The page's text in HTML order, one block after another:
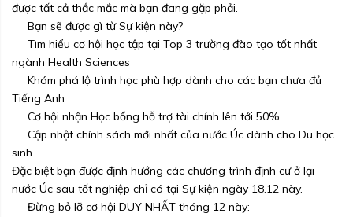
được tất cả thắc mắc mà bạn đang gặp phải.
Bạn sẽ được gì từ Sự kiện này?
Tìm hiểu cơ hội học tập tại Top 3 trường đào tạo tốt nhất
ngành Health Sciences
Khám phá lộ trình học phù hợp dành cho các bạn chưa đủ
Tiếng Anh
Cơ hội nhận Học bổng hỗ trợ tài chính lên tới 50%
Cập nhật chính sách mới nhất của nước Úc dành cho Du học
sinh
Đặc biệt bạn được định hướng các chương trình định cư ở lại
nước Úc sau tốt nghiệp chỉ có tại Sự kiện ngày 18.12 này.
Đừng bỏ lỡ cơ hội DUY NHẤT tháng 12 này: